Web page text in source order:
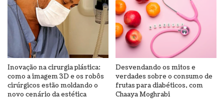
Inovação na cirurgia plástica:
como a imagem 3D e os robôs
cirúrgicos estão moldando o
novo cenário da estética
Desvendando os mitos e
verdades sobre o consumo de
frutas para diabéticos, com
Chaaya Moghrabi